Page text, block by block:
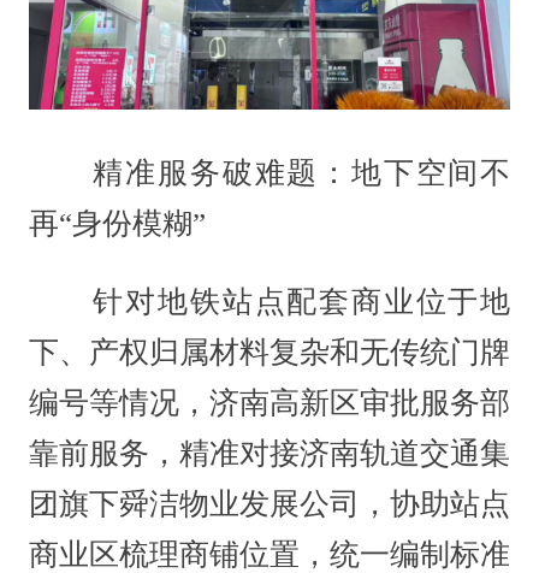
精准服务破难题：地下空间不
再“身份模糊”
针对地铁站点配套商业位于地
下、产权归属材料复杂和无传统门牌
编号等情况，济南高新区审批服务部
靠前服务，精准对接济南轨道交通集
团旗下舜洁物业发展公司，协助站点
商业区梳理商铺位置，统一编制标准